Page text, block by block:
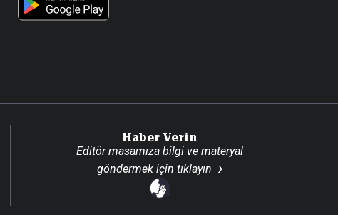
Haber Verin
Editör masamıza bilgi ve materyal
göndermek için tıklayın